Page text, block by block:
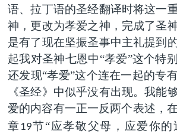
语、拉丁语的圣经翻译时将这一
神，更改为孝爱之神，完成了圣
是有了现在坚振圣事中主礼提到
起我对圣神七恩中“孝爱”这个特
还发现“孝爱”这个连在一起的专
《圣经》中似乎没有出现。我能
爱的内容有一正一反两个表述，
章19节“应孝敬父母，应爱你的